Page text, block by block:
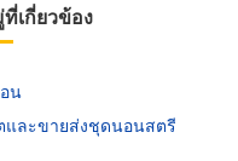
เกี่ยวข้อง
น
และขายส่งชุดนอนสตรี